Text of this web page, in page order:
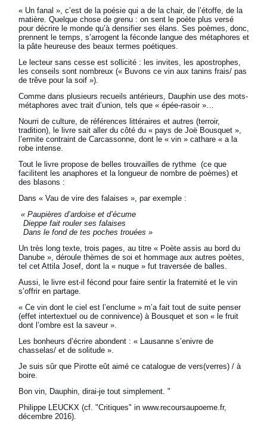
« Un fanal », c’est de la poésie qui a de la chair, de l’étoffe, de la
matière. Quelque chose de grenu : on sent le poète plus versé
pour décrire le monde qu’à densifier ses élans. Ses poèmes, donc,
prennent le temps, s’arrogent la féconde langue des métaphores et
la pâte heureuse des beaux termes poétiques.
Le lecteur sans cesse est sollicité : les invites, les apostrophes,
les conseils sont nombreux (« Buvons ce vin aux tanins frais/ pas
de trêve pour la soif »).
Comme dans plusieurs recueils antérieurs, Dauphin use des mots-
métaphores avec trait d’union, tels que « épée-rasoir »…
Nourri de culture, de références littéraires et autres (terroir,
tradition), le livre sait aller du côté du « pays de Joë Bousquet »,
l’ermite contraint de Carcassonne, dont le « vin » cathare « a la
robe intense.
Tout le livre propose de belles trouvailles de rythme (ce que
facilitent les anaphores et la longueur de nombre de poèmes) et
des blasons :
Dans « Vau de vire des falaises », par exemple :
« Paupières d’ardoise et d’écume
Dieppe fait rouler ses falaises
Dans le fond de tes poches trouées »
Un très long texte, trois pages, au titre « Poète assis au bord du
Danube », déroule thèmes de soi et hommage aux autres poètes,
tel cet Attila Josef, dont la « nuque » fut traversée de balles.
Aussi, le livre est-il fécond pour faire sentir la fraternité et le vin
s’offrir en partage.
« Ce vin dont le ciel est l’enclume » m’a fait tout de suite penser
(effet intertextuel ou de connivence) à Bousquet et son « le fruit
dont l’ombre est la saveur ».
Les bonheurs d’écrire abondent : « Lausanne s’enivre de
chasselas/ et de solitude ».
Je suis sûr que Pirotte eût aimé ce catalogue de vers(verres) / à
boire.
Bon vin, Dauphin, dirai-je tout simplement. "
Philippe LEUCKX (cf. "Critiques" in www.recoursaupoeme.fr,
décembre 2016).